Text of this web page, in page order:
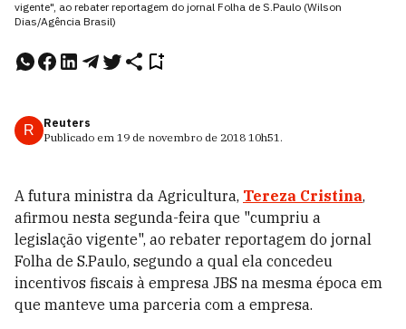
vigente", ao rebater reportagem do jornal Folha de S.Paulo (Wilson
Dias/Agência Brasil)
R
Reuters
Publicado em 19 de novembro de 2018 10h51.
A futura ministra da Agricultura, Tereza Cristina,
afirmou nesta segunda-feira que "cumpriu a
legislação vigente", ao rebater reportagem do jornal
Folha de S.Paulo, segundo a qual ela concedeu
incentivos fiscais à empresa JBS na mesma época em
que manteve uma parceria com a empresa.